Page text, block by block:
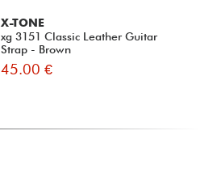
X-TONE
xg 3151 Classic Leather Guitar
Strap - Brown
45.00 €